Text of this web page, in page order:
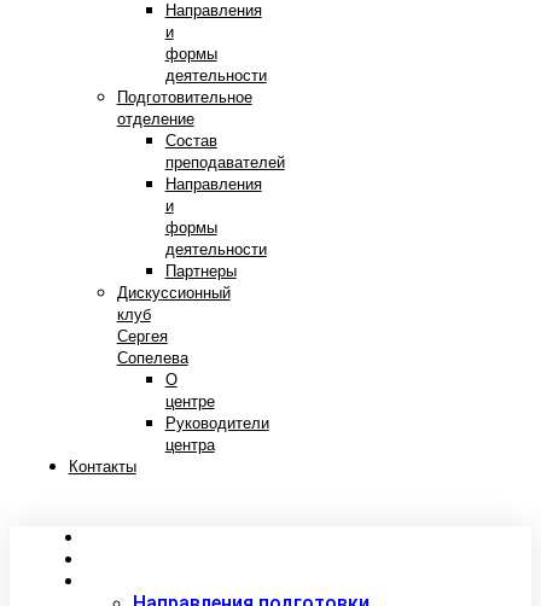
Направления
и
формы
деятельности
Подготовительное
отделение
Состав
преподавателей
Направления
и
формы
деятельности
Партнеры
Дискуссионный
клуб
Сергея
Сопелева
О
центре
Руководители
центра
Контакты